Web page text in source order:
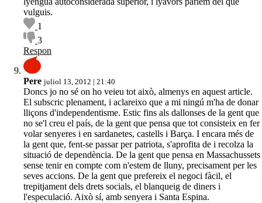
vulguis.
1
3
Respon
Pere juliol 13, 2012 | 21:40
Doncs jo no sé on ho veieu tot això, almenys en aquest article.
El subscric plenament, i aclareixo que a mi ningú m'ha de donar
lliçons d'independentisme. Estic fins als dallonses de la gent que
no se'l creu el país, de la gent que pensa que tot consisteix en fer
volar senyeres i en sardanetes, castells i Barça. I encara més de
la gent que, fent-se passar per patriota, s'aprofita de i recolza la
situació de dependència. De la gent que pensa en Massachussets
sense tenir en compte com n'estem de lluny, precisament per les
seves accions. De la gent que prefereix el negoci fàcil, el
trepitjament dels drets socials, el blanqueig de diners i
l'especulació. Això sí, amb senyera i Santa Espina.